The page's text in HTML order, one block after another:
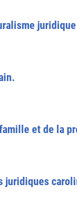
et de la
juridiques